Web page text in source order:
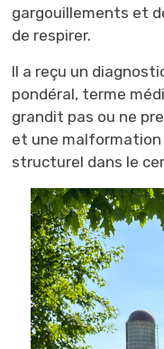
gargouillements et
de respirer.
Il a reçu un
pondéral, terme
grandit pas ou ne
et une malformation
structurel dans le